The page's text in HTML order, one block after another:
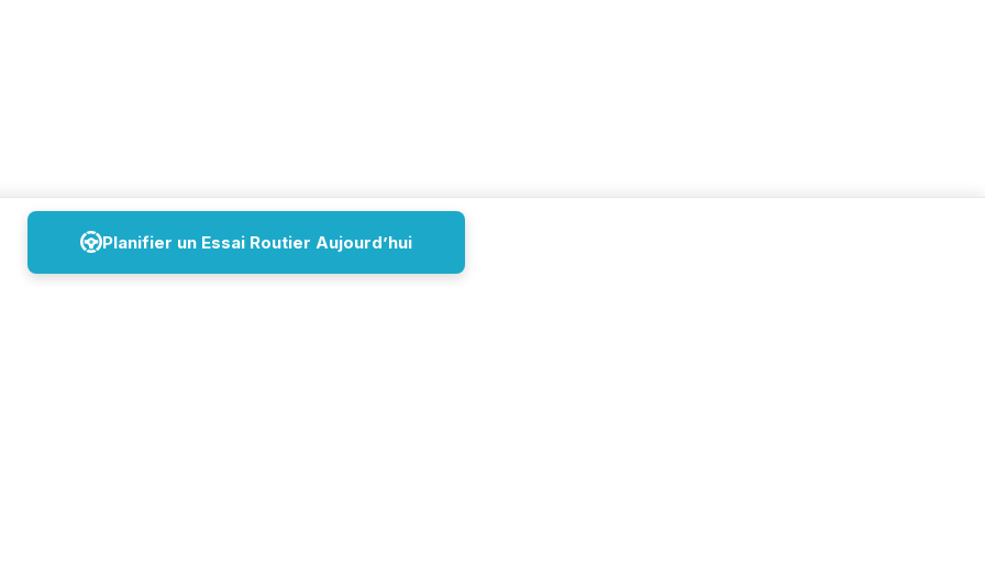
Planifier un Essai Routier Aujourd’hui